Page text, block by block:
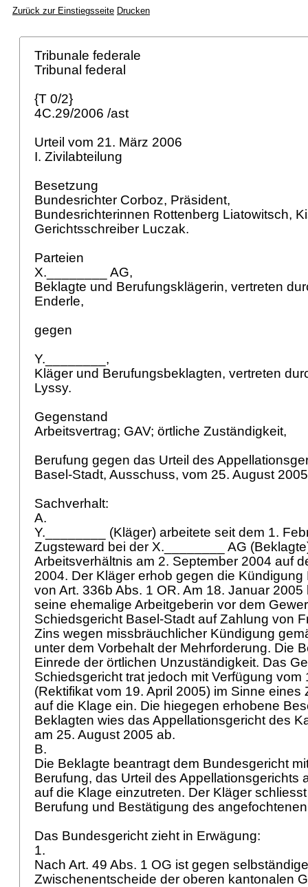
Zurück zur Einstiegsseite Drucken
Tribunale federale
Tribunal federal
{T 0/2}
4C.29/2006 /ast
Urteil vom 21. März 2006
I. Zivilabteilung
Besetzung
Bundesrichter Corboz, Präsident,
Bundesrichterinnen Rottenberg Liatowitsch,
Gerichtsschreiber Luczak.
Parteien
X.________ AG,
Beklagte und Berufungsklägerin, vertreten
Enderle,
gegen
Y.________,
Kläger und Berufungsbeklagten, vertreten
Lyssy.
Gegenstand
Arbeitsvertrag; GAV; örtliche Zuständigkeit,
Berufung gegen das Urteil des
Basel-Stadt, Ausschuss, vom 25. August
Sachverhalt:
A.
Y.________ (Kläger) arbeitete seit dem 1.
Zugsteward bei der X.________ AG
Arbeitsverhältnis am 2. September 2004 auf
2004. Der Kläger erhob gegen die
von Art. 336b Abs. 1 OR. Am 18. Januar
seine ehemalige Arbeitgeberin vor dem
Schiedsgericht Basel-Stadt auf Zahlung von
Zins wegen missbräuchlicher Kündigung
unter dem Vorbehalt der Mehrforderung. Die
Einrede der örtlichen Unzuständigkeit. Das
Schiedsgericht trat jedoch mit Verfügung vom
(Rektifikat vom 19. April 2005) im Sinne
auf die Klage ein. Die hiegegen erhobene
Beklagten wies das Appellationsgericht des
am 25. August 2005 ab.
B.
Die Beklagte beantragt dem Bundesgericht
Berufung, das Urteil des Appellationsgerichts
auf die Klage einzutreten. Der Kläger
Berufung und Bestätigung des
Das Bundesgericht zieht in Erwägung:
1.
Nach Art. 49 Abs. 1 OG ist gegen
Zwischenentscheide der oberen kantonalen